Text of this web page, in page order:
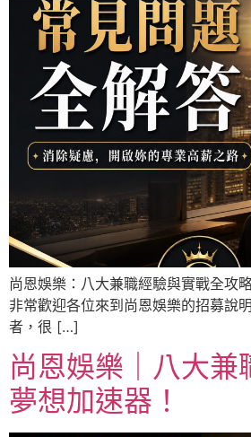
尚恩娛樂：八大兼職經驗與實戰全攻
非常歡迎各位來到尚恩娛樂的招募說
者，很 […]
尚恩娛樂｜八大兼
夢想加速器！